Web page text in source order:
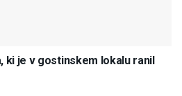
ki je v gostinskem lokalu ranil